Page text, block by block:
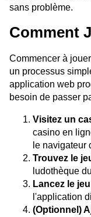
sans problème.
Comment
Commencer à
un processus
application web
besoin de passer
Visitez un
casino en
le navigateur
Trouvez le
ludothèque
Lancez le jeu
l'application
(Optionnel)